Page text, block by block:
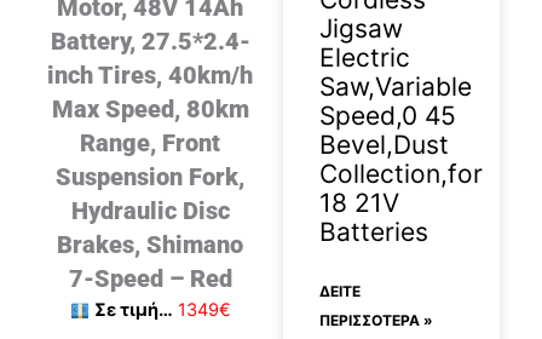
Motor, 48V 14Ah
Battery, 27.5*2.4-
inch Tires, 40km/h
Max Speed, 80km
Range, Front
Suspension Fork,
Hydraulic Disc
Brakes, Shimano
7-Speed – Red
Σε τιμή… 1349€
Jigsaw
Electric
Saw,Variable
Speed,0 45
Bevel,Dust
Collection,for
18 21V
Batteries
ΔΕΊΤΕ
ΠΕΡΙΣΣΟΤΕΡΑ »